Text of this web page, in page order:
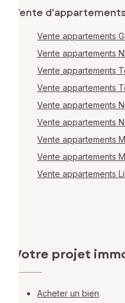
Vente d'appartements
Vente appartements
Vente appartements
Vente appartements
Vente appartements
Vente appartements
Vente appartements
Vente appartements
Vente appartements
Vente appartements
Votre projet
Acheter un bien